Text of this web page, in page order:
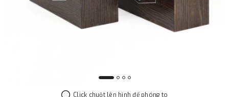
Click chuột lên hình để phóng to